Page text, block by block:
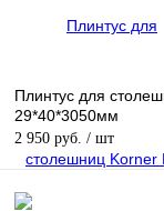
Плинтус для
29*40*3050мм
2 950 руб. / шт